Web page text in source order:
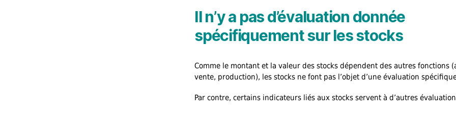
Il n’y a pas d’évaluation donnée
spécifiquement sur les stocks
Comme le montant et la valeur des stocks dépendent des autres fonctions
vente, production), les stocks ne font pas l’objet d’une évaluation
Par contre, certains indicateurs liés aux stocks servent à d’autres